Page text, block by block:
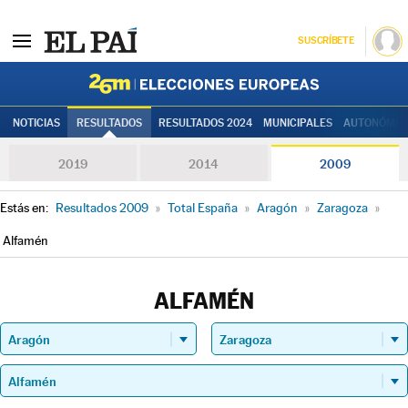
SUSCRÍBETE
NOTICIAS RESULTADOS RESULTADOS 2024 MUNICIPALES
2019 2014 2009
Estás en: Resultados 2009 » Total España » Aragón » Zaragoza »
Alfamén
ALFAMÉN